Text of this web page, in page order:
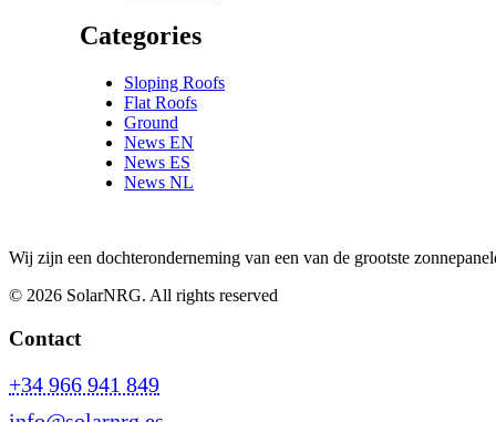
Categories
Sloping Roofs
Flat Roofs
Ground
News EN
News ES
News NL
Wij zijn een dochteronderneming van een van de grootste
© 2026 SolarNRG. All rights reserved
Contact
+34 966 941 849